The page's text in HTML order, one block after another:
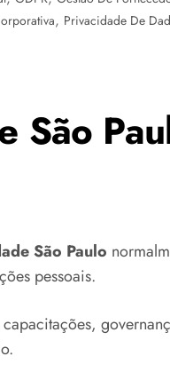
, Privacidade De
São
São Paulo
pessoais.